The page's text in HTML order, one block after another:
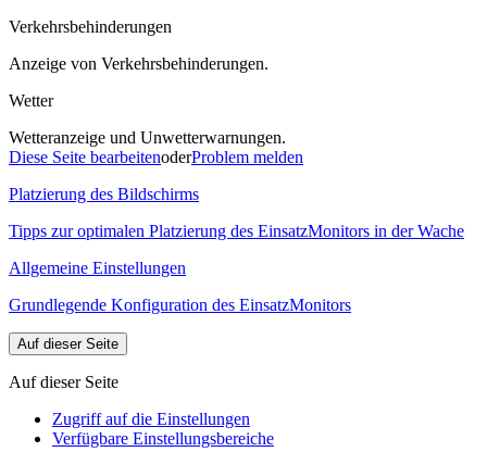
Verkehrsbehinderungen
Anzeige von Verkehrsbehinderungen.
Wetter
Wetteranzeige und Unwetterwarnungen.
Diese Seite bearbeitenoderProblem melden
Platzierung des Bildschirms
Tipps zur optimalen Platzierung des EinsatzMonitors in der Wache
Allgemeine Einstellungen
Grundlegende Konfiguration des EinsatzMonitors
Auf dieser Seite
Auf dieser Seite
Zugriff auf die Einstellungen
Verfügbare Einstellungsbereiche